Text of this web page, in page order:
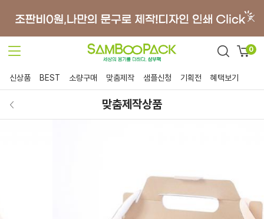
0
신상품 BEST 소량구매 맞춤제작 샘플신청 기획전 혜택보기
맞춤제작상품